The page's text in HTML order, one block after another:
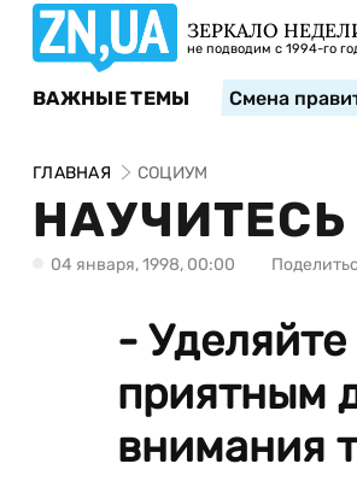
ЗЕРКАЛО
не подводим с 1994-го
ВАЖНЫЕ ТЕМЫ Смена
ГЛАВНАЯ СОЦИУМ
04 января, 1998, 00:00
-
приятным
внимания